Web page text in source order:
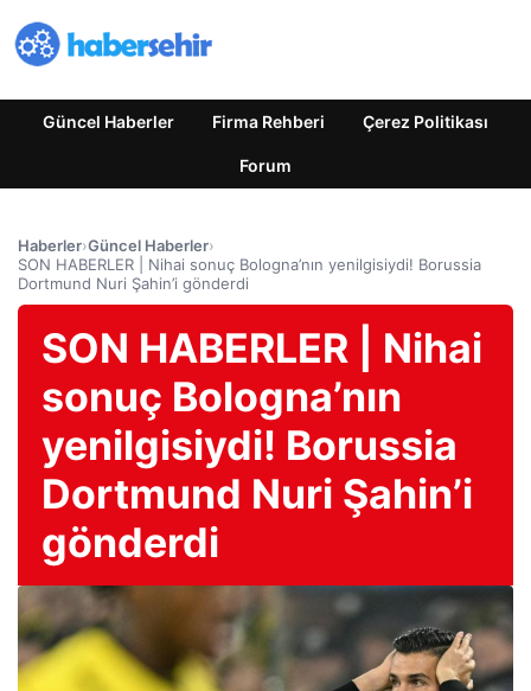
Güncel Haberler Firma Rehberi Çerez Politikası
Forum
Haberler›Güncel Haberler›
SON HABERLER | Nihai sonuç Bologna’nın yenilgisiydi! Borussia
Dortmund Nuri Şahin’i gönderdi
SON HABERLER | Nihai
sonuç Bologna’nın
yenilgisiydi! Borussia
Dortmund Nuri Şahin’i
gönderdi